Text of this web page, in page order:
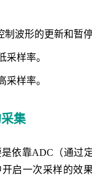
制波形的更新和暂停
采样率。
采样率。
集
依靠ADC（通过
启一次采样的效